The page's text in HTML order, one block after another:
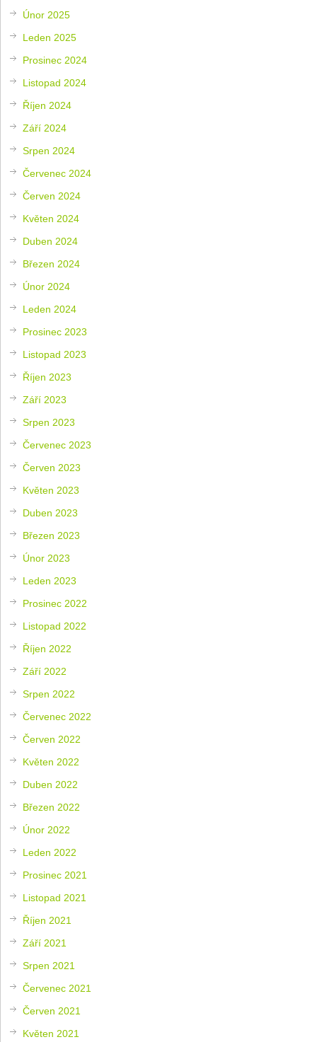
Únor 2025
Leden 2025
Prosinec 2024
Listopad 2024
Říjen 2024
Září 2024
Srpen 2024
Červenec 2024
Červen 2024
Květen 2024
Duben 2024
Březen 2024
Únor 2024
Leden 2024
Prosinec 2023
Listopad 2023
Říjen 2023
Září 2023
Srpen 2023
Červenec 2023
Červen 2023
Květen 2023
Duben 2023
Březen 2023
Únor 2023
Leden 2023
Prosinec 2022
Listopad 2022
Říjen 2022
Září 2022
Srpen 2022
Červenec 2022
Červen 2022
Květen 2022
Duben 2022
Březen 2022
Únor 2022
Leden 2022
Prosinec 2021
Listopad 2021
Říjen 2021
Září 2021
Srpen 2021
Červenec 2021
Červen 2021
Květen 2021